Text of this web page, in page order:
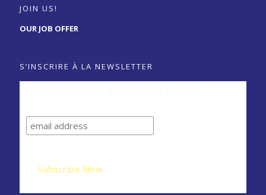
JOIN US!
OUR JOB OFFER
S’INSCRIRE À LA NEWSLETTER